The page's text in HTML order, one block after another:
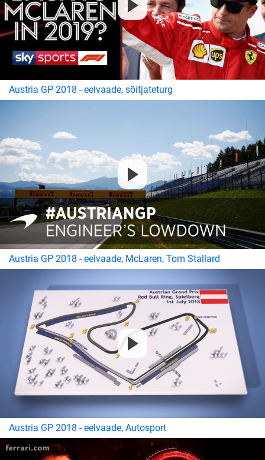
Austria GP 2018 - eelvaade, sõitjateturg
Austria GP 2018 - eelvaade, McLaren, Tom Stallard
Austria GP 2018 - eelvaade, Autosport